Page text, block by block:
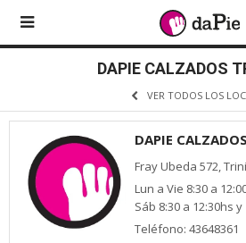

DAPIE CALZADOS
VER TODOS LOS
DAPIE
Fray Ubeda 572,
Lun a Vie 8:30 a
Sáb 8:30 a 12:30hs
Teléfono: 43648361